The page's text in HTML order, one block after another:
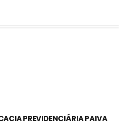
PREVIDENCIÁRIA PAIVA